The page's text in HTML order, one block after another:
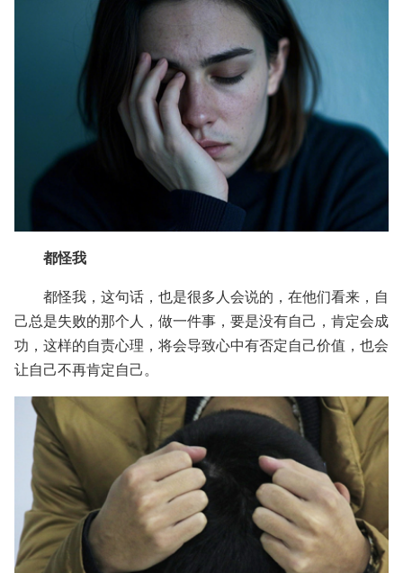
都怪我
都怪我，这句话，也是很多人会说的，在他们看来，自
己总是失败的那个人，做一件事，要是没有自己，肯定会成
功，这样的自责心理，将会导致心中有否定自己价值，也会
让自己不再肯定自己。